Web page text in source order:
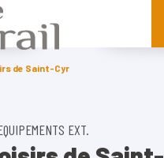
de Saint-Cyr
EXT.